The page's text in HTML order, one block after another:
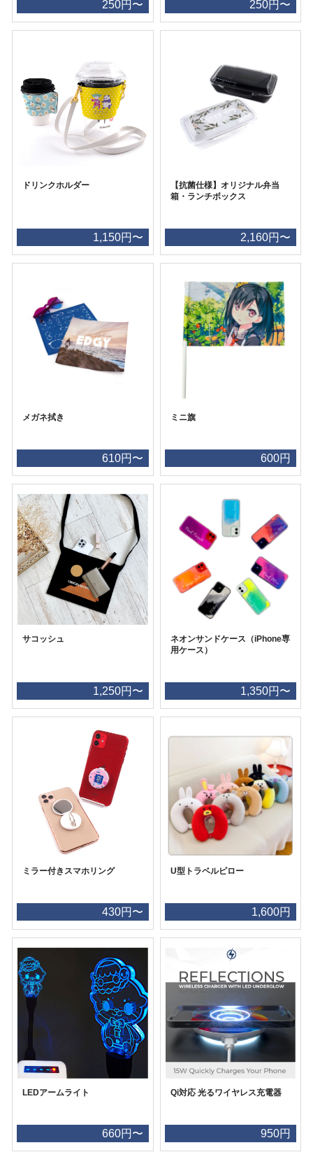
250円〜 250円〜
ドリンクホルダー
1,150円〜
【抗菌仕様】オリジナル弁当
箱・ランチボックス
2,160円〜
メガネ拭き
610円〜
ミニ旗
600円
サコッシュ
1,250円〜
ネオンサンドケース（iPhone専
用ケース）
1,350円〜
ミラー付きスマホリング
430円〜
U型トラベルピロー
1,600円
LEDアームライト
660円〜
Qi対応 光るワイヤレス充電器
950円